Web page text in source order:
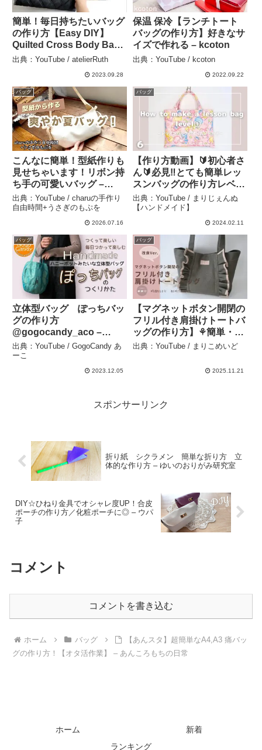
簡単！毎日持ちたいバッグ
の作り方【Easy DIY】
Quilted Cross Body Bag
Tutorial. – atelierRuth
出典：YouTube / atelierRuth
2023.09.28
保温 保冷【ランチトート
バッグの作り方】好きなサ
イズで作れる – kcoton
出典：YouTube / kcoton
2022.09.22
バッグ
こんなに簡単！型紙作りも
見せちゃいます！リボン持
ち手の可愛いバッグ –
charuの手作り自由時間
+うさぎのもぷを
出典：YouTube / charuの手作り
自由時間+うさぎのもぷを
2026.07.16
バッグ
【作り方動画】🔰初心者さ
ん🔰必見‼︎とても簡単レッ
スンバッグの作り方レベル
①記録6 – まりじぇんぬ
【ハンドメイド】
出典：YouTube / まりじぇんぬ
【ハンドメイド】
2024.02.11
バッグ
立体型バッグ ぽっちバッ
グの作り方
@gogocandy_aco –
GogoCandy あーこ
出典：YouTube / GogoCandy あ
ーこ
2023.12.05
バッグ
【マグネットボタン開閉の
フリル付き肩掛けトートバ
ッグの作り方】⚘簡単・可
愛い・高見えハンドメイド
布バッグ＃バッグの作り方
出典：YouTube / まりこめいど
2025.11.21
スポンサーリンク
折り紙 シクラメン 簡単な折り方 立
体的な作り方 – ゆいのおりがみ研究室
DIY☆ひねり金具でオシャレ度UP！合皮
ポーチの作り方／化粧ポーチに◎ – ウパ
子
コメント
コメントを書き込む
ホーム バッグ
【あんスタ】超簡単なA4,A3 痛バッ
グの作り方！【オタ活作業】 – あんころもちの日常
ホーム
新着
ランキング